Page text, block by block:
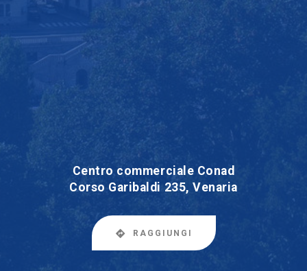
Centro commerciale Conad
Corso Garibaldi 235, Venaria
RAGGIUNGI